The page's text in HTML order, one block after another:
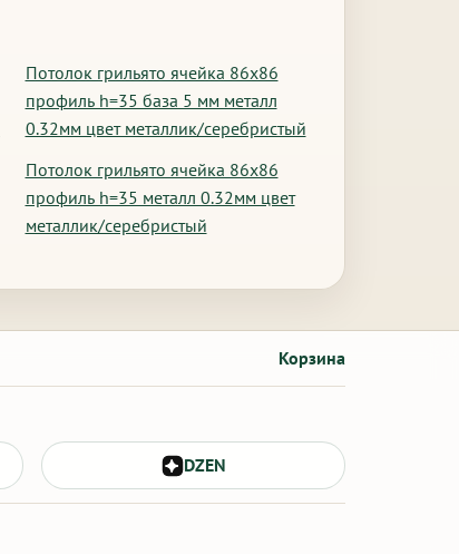
Потолок грильято ячейка 86х86
профиль h=35 база 5 мм металл
0.32мм цвет металлик/серебристый
Потолок грильято ячейка 86х86
профиль h=35 металл 0.32мм цвет
металлик/серебристый
Корзина
DZEN